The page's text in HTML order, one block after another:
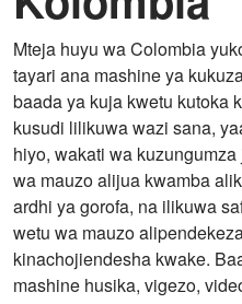
Mteja huyu wa Colombia
tayari ana mashine ya
baada ya kuja kwetu kutoka
kusudi lilikuwa wazi sana,
hiyo, wakati wa
wa mauzo alijua kwamba
ardhi ya gorofa, na ilikuwa
wetu wa mauzo
kinachojiendesha kwake.
mashine husika, vigezo,